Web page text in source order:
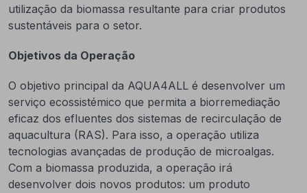
utilização da biomassa resultante para criar produtos
sustentáveis para o setor.
Objetivos da Operação
O objetivo principal da AQUA4ALL é desenvolver um
serviço ecossistémico que permita a biorremediação
eficaz dos efluentes dos sistemas de recirculação de
aquacultura (RAS). Para isso, a operação utiliza
tecnologias avançadas de produção de microalgas.
Com a biomassa produzida, a operação irá
desenvolver dois novos produtos: um produto